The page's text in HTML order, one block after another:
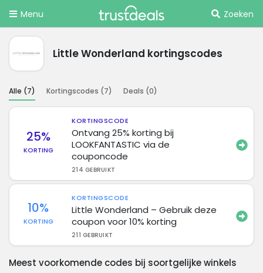
Menu Zoeken
Little Wonderland kortingscodes
Alle (7) Kortingscodes (7) Deals (0)
25%
KORTING
KORTINGSCODE
Ontvang 25% korting bij
LOOKFANTASTIC via de
couponcode
214 GEBRUIKT
10%
KORTING
KORTINGSCODE
Little Wonderland – Gebruik deze
coupon voor 10% korting
211 GEBRUIKT
Meest voorkomende codes bij soortgelijke winkels